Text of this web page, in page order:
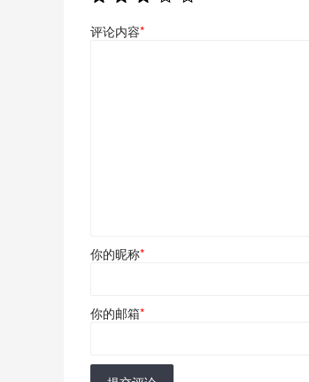
评论内容*
你的昵称*
你的邮箱*